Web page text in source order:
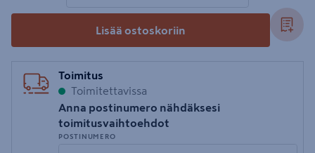
Lisää ostoskoriin
Toimitus
Toimitettavissa
Anna postinumero nähdäksesi
toimitusvaihtoehdot
POSTINUMERO